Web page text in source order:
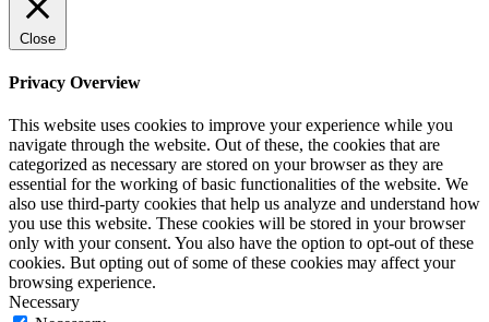
Close
Privacy Overview
This website uses cookies to improve your experience while you
navigate through the website. Out of these, the cookies that are
categorized as necessary are stored on your browser as they are
essential for the working of basic functionalities of the website. We
also use third-party cookies that help us analyze and understand how
you use this website. These cookies will be stored in your browser
only with your consent. You also have the option to opt-out of these
cookies. But opting out of some of these cookies may affect your
browsing experience.
Necessary